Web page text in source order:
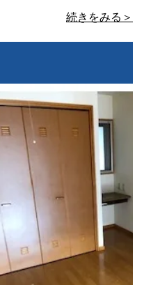
続きをみる＞